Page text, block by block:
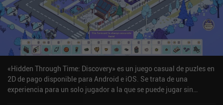
«Hidden Through Time: Discovery» es un juego casual de puzles en
2D de pago disponible para Android e iOS. Se trata de una
experiencia para un solo jugador a la que se puede jugar sin